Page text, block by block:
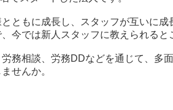
ともに成長し、スタッフが互いに
今では新人スタッフに教えられる
務相談、労務DDなどを通じて、多
せんか。